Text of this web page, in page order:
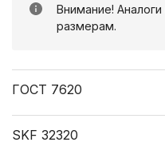
Внимание!
размерам.
ГОСТ 7620
SKF 32320